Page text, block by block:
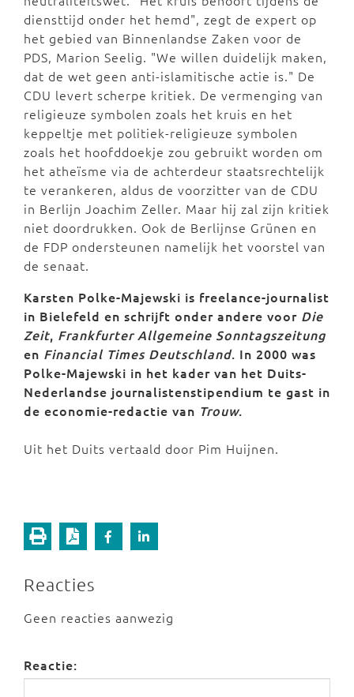
diensttijd onder het hemd", zegt de expert op
het gebied van Binnenlandse Zaken voor de
PDS, Marion Seelig. "We willen duidelijk maken,
dat de wet geen anti-islamitische actie is." De
CDU levert scherpe kritiek. De vermenging van
religieuze symbolen zoals het kruis en het
keppeltje met politiek-religieuze symbolen
zoals het hoofddoekje zou gebruikt worden om
het atheïsme via de achterdeur staatsrechtelijk
te verankeren, aldus de voorzitter van de CDU
in Berlijn Joachim Zeller. Maar hij zal zijn kritiek
niet doordrukken. Ook de Berlijnse Grünen en
de FDP ondersteunen namelijk het voorstel van
de senaat.
Karsten Polke-Majewski is freelance-journalist
in Bielefeld en schrijft onder andere voor Die
Zeit, Frankfurter Allgemeine Sonntagszeitung
en Financial Times Deutschland. In 2000 was
Polke-Majewski in het kader van het Duits-
Nederlandse journalistenstipendium te gast in
de economie-redactie van Trouw.
Uit het Duits vertaald door Pim Huijnen.
Reacties
Geen reacties aanwezig
Reactie: